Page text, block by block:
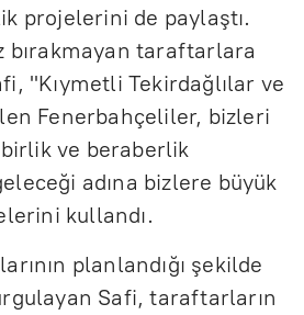
projelerini de paylaştı.
bırakmayan taraftarlara
"Kıymetli Tekirdağlılar ve
Fenerbahçeliler, bizleri
ve beraberlik
adına bizlere büyük
kullandı.
planlandığı şekilde
Safi, taraftarların